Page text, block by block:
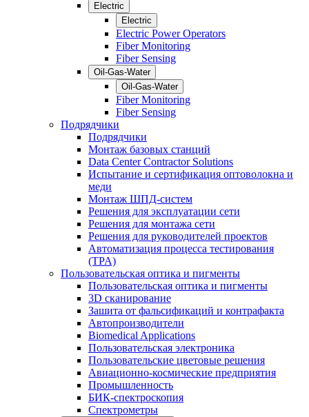
Electric
Electric
Electric Power Operators
Fiber Monitoring
Fiber Sensing
Oil-Gas-Water
Oil-Gas-Water
Fiber Monitoring
Fiber Sensing
Подрядчики
Подрядчики
Монтаж базовых станций
Data Center Contractor Solutions
Испытание и сертификация оптоволокна и
меди
Монтаж ШПД-систем
Решения для эксплуатации сети
Решения для монтажа сети
Решения для руководителей проектов
Автоматизация процесса тестирования
(TPA)
Пользовательская оптика и пигменты
Пользовательская оптика и пигменты
3D сканирование
Зашита от фальсификаций и контрафакта
Автопроизводители
Biomedical Applications
Пользовательская электроника
Пользовательские цветовые решения
Авиационно-космические предприятия
Промышленность
БИК-спектроскопия
Спектрометры